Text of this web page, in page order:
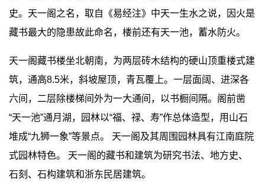
史。天一阁之名，取自《易经注》中天一生水之说，因火是
藏书最大的隐患故此命名，楼前还有天一池，蓄水防火。
天一阁藏书楼坐北朝南，为两层砖木结构的硬山顶重楼式建
筑，通高8.5米，斜坡屋顶，青瓦覆上。一层面阔、进深各
六间，二层除楼梯间外为一大通间，以书橱间隔。阁前凿
“天一池”通月湖，园林以“福、禄、寿”作总体造型，用山石
堆成“九狮一象”等景点。 天一阁及其周围园林具有江南庭院
式园林特色。 天一阁的藏书和建筑为研究书法、地方史、
石刻、石构建筑和浙东民居建筑。